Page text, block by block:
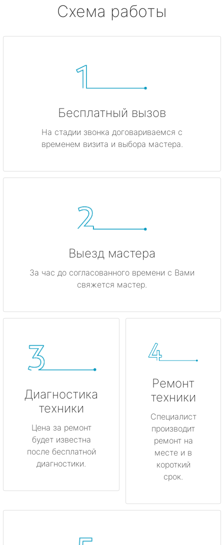
Схема работы
Бесплатный вызов
На стадии звонка договариваемся с
временем визита и выбора мастера.
Выезд мастера
За час до согласованного времени с Вами
свяжется мастер.
Диагностика
техники
Цена за ремонт
будет известна
после бесплатной
диагностики.
Ремонт
техники
Специалист
производит
ремонт на
месте и в
короткий
срок.